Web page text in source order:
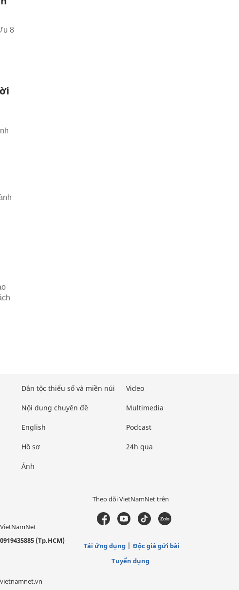
8
Dân tộc thiểu số và miền núi
Nội dung chuyên đề
English
Hồ sơ
Ảnh
Video
Multimedia
Podcast
24h qua
0919435885 (Tp.HCM)
Theo dõi VietNamNet trên
Tải ứng dụng
Độc giả gửi bài
Tuyển dụng